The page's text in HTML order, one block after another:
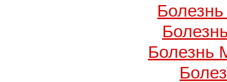
Болезнь